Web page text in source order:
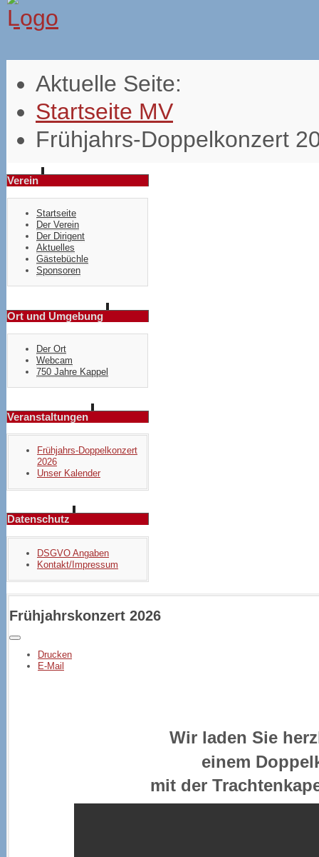
Aktuelle Seite:
Startseite MV
Frühjahrs-Doppelkonzert
Verein
Startseite
Der Verein
Der Dirigent
Aktuelles
Gästebüchle
Sponsoren
Ort und Umgebung
Der Ort
Webcam
750 Jahre Kappel
Veranstaltungen
Frühjahrs-Doppelkonzert
2026
Unser Kalender
Datenschutz
DSGVO Angaben
Kontakt/Impressum
Frühjahrskonzert 2026
Drucken
E-Mail
Wir laden Sie
einem
mit der